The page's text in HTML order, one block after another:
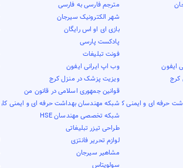
مترجم فارسی به فارسی
شهر الکترونیک سیرجان
بازی ای او اس رایگان
پادکست پارسی
فونت تبلیغات
ایفون وب اپ ایرانی ایفون
کرج ویزیت پزشک در منزل کرج
قوانین جمهوری اسلامی در قانون من
حرفه ای و ایمنی کارشبکه مهندسان بهداشت حرفه ای و ایمنی کار
شبکه تخصصی مهندسان HSE
طراحی تیزر تبلیغاتی
لوازم تحریر فانتزی
مشاهیر سیرجان
سولوپتاس